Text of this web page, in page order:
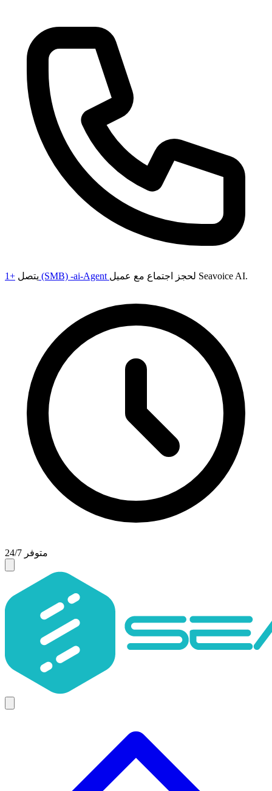
يتصل +1 (SMB) -ai-Agent لحجز اجتماع مع عميل Seavoice AI.
متوفر 24/7